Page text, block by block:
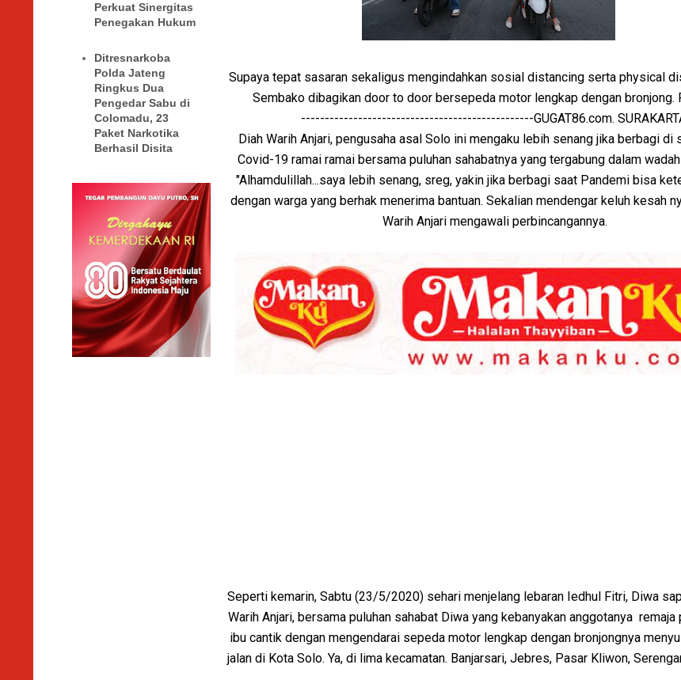
Perkuat Sinergitas
Penegakan Hukum
Ditresnarkoba
Polda Jateng
Ringkus Dua
Pengedar Sabu di
Colomadu, 23
Paket Narkotika
Berhasil Disita
Supaya tepat sasaran sekaligus mengindahkan sosial distancing serta physical
Sembako dibagikan door to door bersepeda motor lengkap dengan bronjong.
-------------------------------------------------GUGAT86.com.
Diah Warih Anjari, pengusaha asal Solo ini mengaku lebih senang jika berbagi di
Covid-19 ramai ramai bersama puluhan sahabatnya yang tergabung dalam
"Alhamdulillah...saya lebih senang, sreg, yakin jika berbagi saat Pandemi bisa
dengan warga yang berhak menerima bantuan. Sekalian mendengar keluh kesah
Warih Anjari mengawali perbincangannya.
Seperti kemarin, Sabtu (23/5/2020) sehari menjelang lebaran Iedhul Fitri, Diwa
Warih Anjari, bersama puluhan sahabat Diwa yang kebanyakan anggotanya remaja
ibu cantik dengan mengendarai sepeda motor lengkap dengan bronjongnya
jalan di Kota Solo. Ya, di lima kecamatan. Banjarsari, Jebres, Pasar Kliwon,